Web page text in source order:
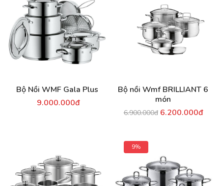
Bộ Nồi WMF Gala Plus
9.000.000đ
Bộ nồi Wmf BRILLIANT 6
món
6.900.000đ 6.200.000đ
9%